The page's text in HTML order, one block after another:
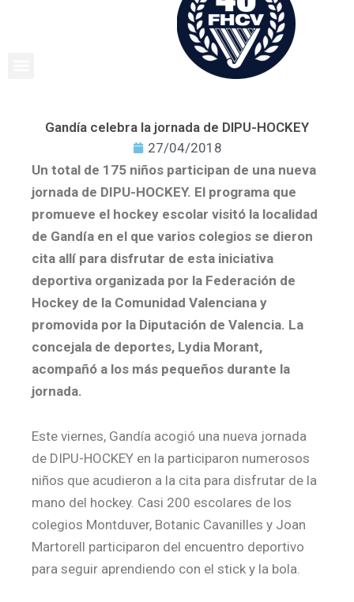
Gandía celebra la jornada de DIPU-HOCKEY
27/04/2018
Un total de 175 niños participan de una nueva
jornada de DIPU-HOCKEY. El programa que
promueve el hockey escolar visitó la localidad
de Gandía en el que varios colegios se dieron
cita allí para disfrutar de esta iniciativa
deportiva organizada por la Federación de
Hockey de la Comunidad Valenciana y
promovida por la Diputación de Valencia. La
concejala de deportes, Lydia Morant,
acompañó a los más pequeños durante la
jornada.
Este viernes, Gandía acogió una nueva jornada
de DIPU-HOCKEY en la participaron numerosos
niños que acudieron a la cita para disfrutar de la
mano del hockey. Casi 200 escolares de los
colegios Montduver, Botanic Cavanilles y Joan
Martorell participaron del encuentro deportivo
para seguir aprendiendo con el stick y la bola.